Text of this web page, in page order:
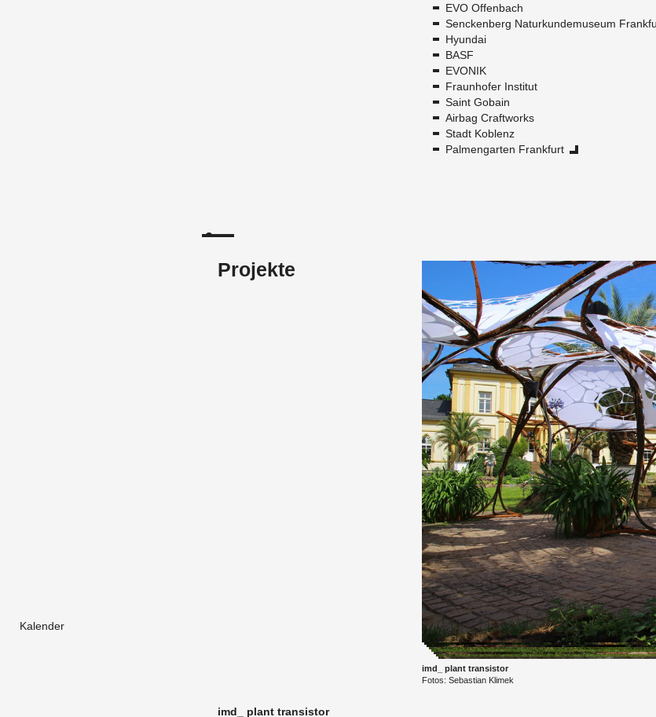
Kalender
EVO Of­fen­bach
Sencken­berg Na­tur­kun­de­mu­se­um
Hy­un­dai
BASF
EVO­NIK
Fraun­ho­fer In­sti­tut
Saint Go­bain
Air­bag Craft­works
Stadt Ko­blenz
Pal­men­gar­ten Frank­furt
Projekte
imd_ plant tran­sis­tor
Fotos: Se­bas­ti­an Klimek
imd_ plant tran­sis­tor